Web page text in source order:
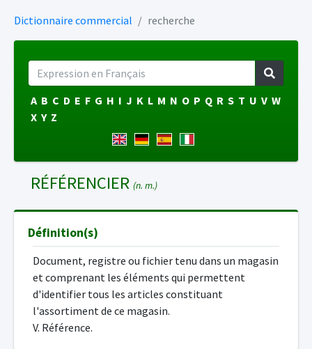
Dictionnaire commercial recherche
A B C D E F G H I J K L M N O P Q R S T U V W
X Y Z
RÉFÉRENCIER (n. m.)
Définition(s)
Document, registre ou fichier tenu dans un magasin
et comprenant les éléments qui permettent
d'identifier tous les articles constituant
l'assortiment de ce magasin.
V. Référence.